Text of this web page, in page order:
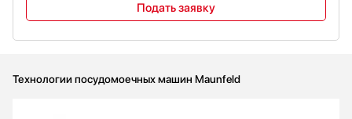
Подать заявку
Технологии посудомоечных машин Maunfeld